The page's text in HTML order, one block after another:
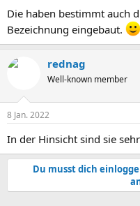
Die haben bestimmt auch
Bezeichnung eingebaut.
rednag
Well-known member
8 Jan. 2022
In der Hinsicht sind sie
Du musst dich